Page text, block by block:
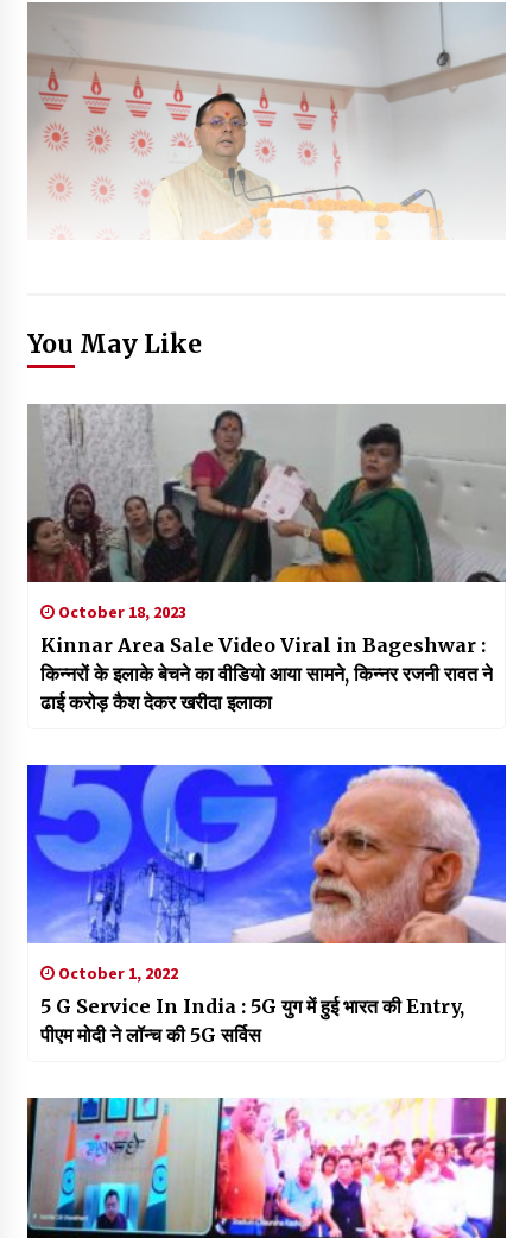
You May Like
October 18, 2023
Kinnar Area Sale Video Viral in Bageshwar :
किन्नरों के इलाके बेचने का वीडियो आया सामने, किन्नर रजनी रावत ने
ढाई करोड़ कैश देकर खरीदा इलाका
October 1, 2022
5 G Service In India : 5G युग में हुई भारत की Entry,
पीएम मोदी ने लॉन्च की 5G सर्विस